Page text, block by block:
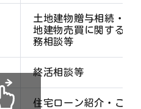
土地建物贈与相続・土
地建物売買に関する税
務相談等
終活相談等
住宅ローン紹介・ご返